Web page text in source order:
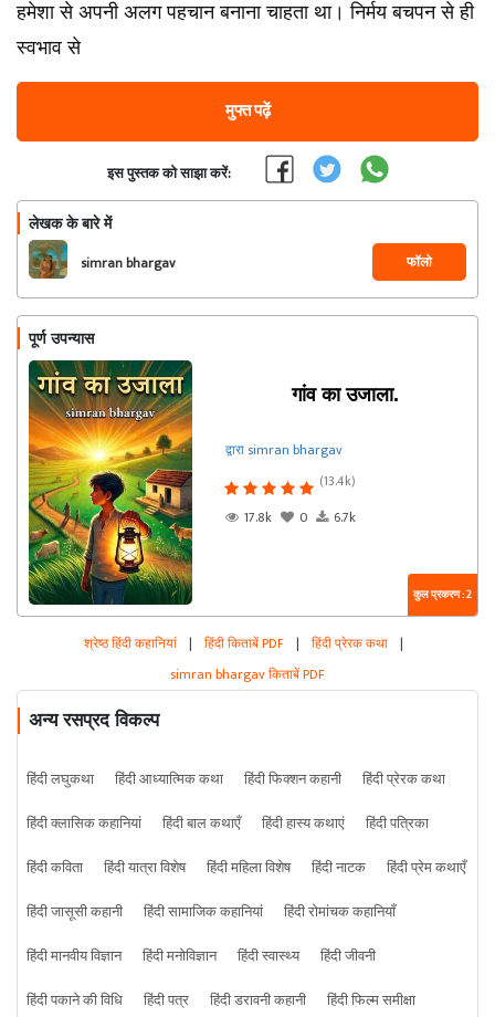
हमेशा से अपनी अलग पहचान बनाना चाहता था। निर्मय बचपन से ही
स्वभाव से
मुफ्त पढ़ें
इस पुस्तक को साझा करें:
लेखक के बारे में
simran bhargav फॉलो
पूर्ण उपन्यास
गांव का उजाला.
द्वारा simran bhargav
(13.4k)
17.8k
0 6.7k
कुल प्रकरण : 2
श्रेष्ठ हिंदी कहानियां | हिंदी किताबें PDF | हिंदी प्रेरक कथा |
simran bhargav किताबें PDF
अन्य रसप्रद विकल्प
हिंदी लघुकथा हिंदी आध्यात्मिक कथा हिंदी फिक्शन कहानी
हिंदी प्रेरक कथा
हिंदी क्लासिक कहानियां
हिंदी बाल कथाएँ हिंदी हास्य कथाएं
हिंदी पत्रिका
हिंदी कविता
हिंदी यात्रा विशेष हिंदी महिला विशेष हिंदी नाटक
हिंदी प्रेम कथाएँ
हिंदी जासूसी कहानी
हिंदी सामाजिक कहानियां
हिंदी रोमांचक कहानियाँ
हिंदी मानवीय विज्ञान
हिंदी मनोविज्ञान हिंदी स्वास्थ्य
हिंदी जीवनी
हिंदी पकाने की विधि
हिंदी पत्र हिंदी डरावनी कहानी हिंदी फिल्म समीक्षा